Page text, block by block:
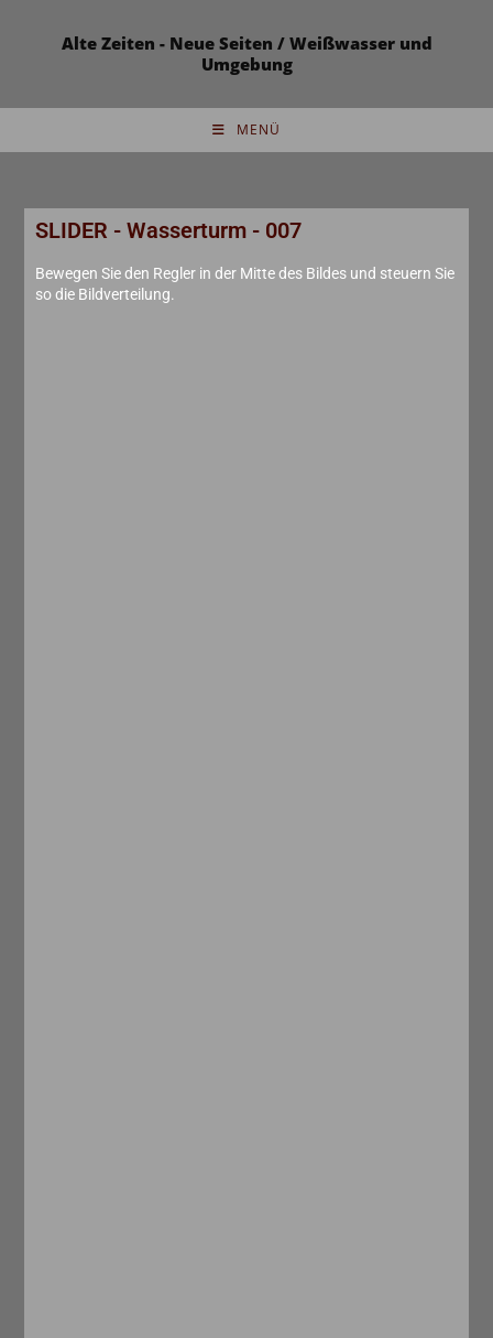
Alte Zeiten - Neue Seiten / Weißwasser und
Umgebung
MENÜ
SLIDER - Wasserturm - 007
Bewegen Sie den Regler in der Mitte des Bildes und steuern Sie
so die Bildverteilung.